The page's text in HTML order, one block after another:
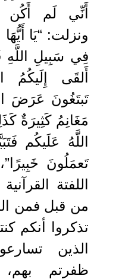
أَنِّي لَم أَكُن
ونزلت: “يَا
فِي سَبِيلِ اللَّهِ
أَلقَى إِلَيكُمُ
تَبتَغُونَ عَرَضَ
مَغَانِمُ كَثِيرَةٌ
اللَّهُ عَلَيكُم
تَعمَلُونَ
اللفتة
من قبل فمن
تذكروا أنكم
الذين
ظفرتم